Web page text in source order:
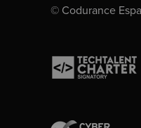
© Codurance